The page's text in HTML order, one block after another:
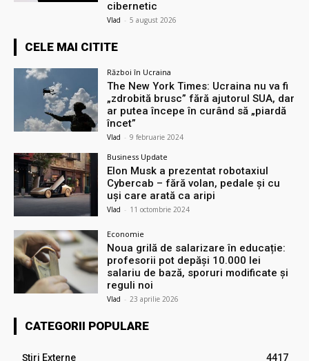
cibernetic
Vlad - 5 august 2026
CELE MAI CITITE
Război în Ucraina
The New York Times: Ucraina nu va fi
„zdrobită brusc” fără ajutorul SUA, dar
ar putea începe în curând să „piardă
încet”
Vlad - 9 februarie 2024
Business Update
Elon Musk a prezentat robotaxiul
Cyberсab – fără volan, pedale și cu
uși care arată ca aripi
Vlad - 11 octombrie 2024
Economie
Noua grilă de salarizare în educație:
profesorii pot depăși 10.000 lei
salariu de bază, sporuri modificate și
reguli noi
Vlad - 23 aprilie 2026
CATEGORII POPULARE
Știri Externe 4417